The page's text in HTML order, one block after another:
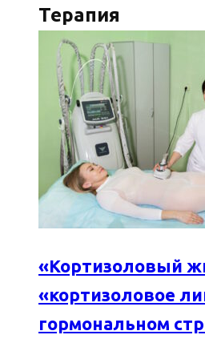
Терапия
«Кортизоловый
«кортизоловое
гормональном